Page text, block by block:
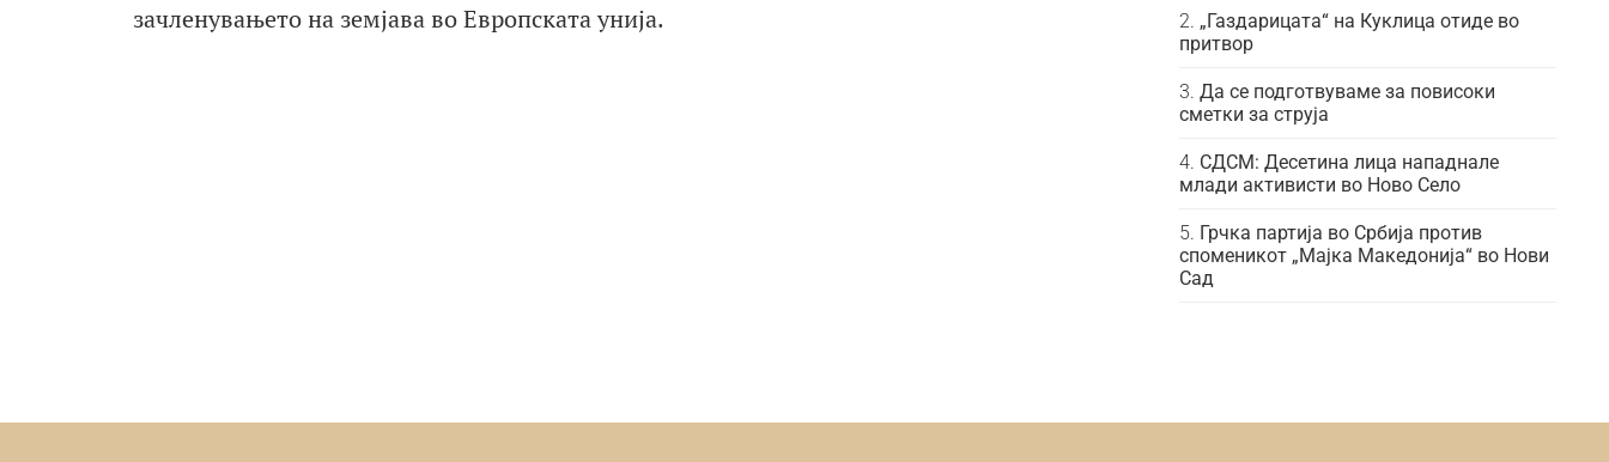
зачленувањето на земјава во Европската унија.
„Газдарицата“ на Куклица отиде во
притвор
Да се подготвуваме за повисоки
сметки за струја
СДСМ: Десетина лица нападнале
млади активисти во Ново Село
Грчка партија во Србија против
споменикот „Мајка Македонија“ во Нови
Сад